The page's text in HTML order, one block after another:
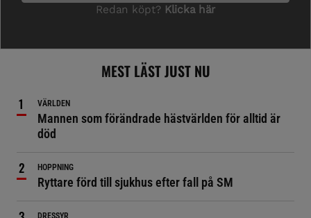
MEST LÄST JUST NU
VÄRLDEN
Mannen som förändrade hästvärlden för alltid är
död
HOPPNING
Ryttare förd till sjukhus efter fall på SM
DRESSYR